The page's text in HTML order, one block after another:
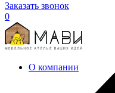
Заказать звонок
0
О компании